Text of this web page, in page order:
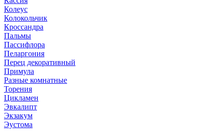
Колеус
Колокольчик
Кроссандра
Пальмы
Пассифлора
Пеларгония
Перец декоративный
Примула
Разные комнатные
Торения
Цикламен
Эвкалипт
Экзакум
Эустома